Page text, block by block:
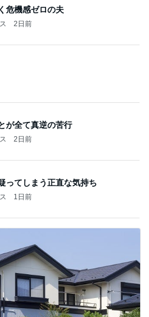
を想像し寂しさ
る厚切りトースト
で買ってきた夕食
1日前